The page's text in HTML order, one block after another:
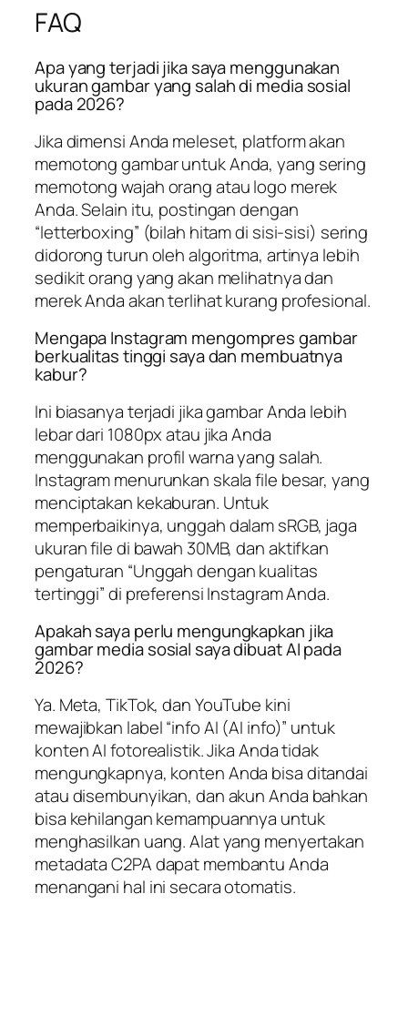
FAQ
Apa yang terjadi jika saya menggunakan
ukuran gambar yang salah di media sosial
pada 2026?
Jika dimensi Anda meleset, platform akan
memotong gambar untuk Anda, yang sering
memotong wajah orang atau logo merek
Anda. Selain itu, postingan dengan
“letterboxing” (bilah hitam di sisi-sisi) sering
didorong turun oleh algoritma, artinya lebih
sedikit orang yang akan melihatnya dan
merek Anda akan terlihat kurang profesional.
Mengapa Instagram mengompres gambar
berkualitas tinggi saya dan membuatnya
kabur?
Ini biasanya terjadi jika gambar Anda lebih
lebar dari 1080px atau jika Anda
menggunakan profil warna yang salah.
Instagram menurunkan skala file besar, yang
menciptakan kekaburan. Untuk
memperbaikinya, unggah dalam sRGB, jaga
ukuran file di bawah 30MB, dan aktifkan
pengaturan “Unggah dengan kualitas
tertinggi” di preferensi Instagram Anda.
Apakah saya perlu mengungkapkan jika
gambar media sosial saya dibuat AI pada
2026?
Ya. Meta, TikTok, dan YouTube kini
mewajibkan label “info AI (AI info)” untuk
konten AI fotorealistik. Jika Anda tidak
mengungkapnya, konten Anda bisa ditandai
atau disembunyikan, dan akun Anda bahkan
bisa kehilangan kemampuannya untuk
menghasilkan uang. Alat yang menyertakan
metadata C2PA dapat membantu Anda
menangani hal ini secara otomatis.